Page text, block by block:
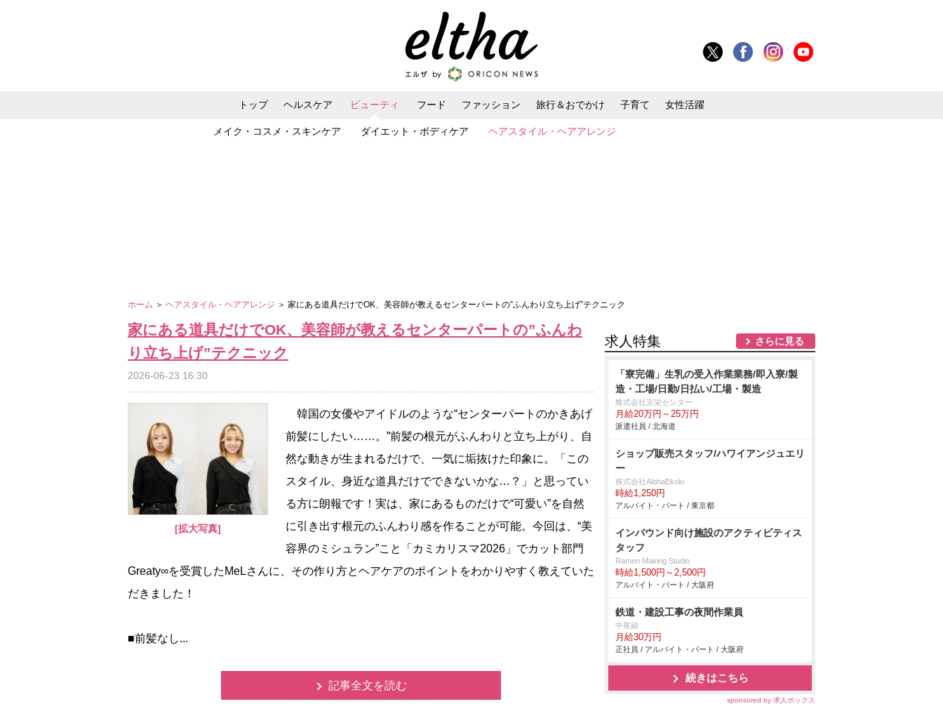
トップ ヘルスケア ビューティ
メイク・コスメ・スキンケア ダイエット・ボディケア ヘアスタイル・ヘアアレンジ
フード ファッション 旅行＆おでかけ 子育て 女性活躍
ホーム ＞ ヘアスタイル・ヘアアレンジ ＞ 家にある道具だけでOK、美容師が教えるセンターパートの”ふんわり立ち上げ”テクニック
家にある道具だけでOK、美容師が教えるセンターパートの”ふんわ
り立ち上げ”テクニック
2026-06-23 16:30
[拡大写真]
韓国の女優やアイドルのような“センターパートのかきあげ
前髪にしたい……。”前髪の根元がふんわりと立ち上がり、自
然な動きが生まれるだけで、一気に垢抜けた印象に。「この
スタイル、身近な道具だけでできないかな…？」と思ってい
る方に朗報です！実は、家にあるものだけで“可愛い”を自然
に引き出す根元のふんわり感を作ることが可能。今回は、“美
容界のミシュラン”こと「カミカリスマ2026」でカット部門
Greaty∞を受賞したMeLさんに、その作り方とヘアケアのポイントをわかりやすく教えていた
だきました！
■前髪なし...
記事全文を読む
求人特集 さらに見る
「寮完備」生乳の受入作業業務/即入寮/製
造・工場/日勤/日払い/工場・製造
株式会社京栄センター
月給20万円～25万円
派遣社員 / 北海道
ショップ販売スタッフ/ハワイアンジュエリ
ー
株式会社AlohaEkolu
時給1,250円
アルバイト・パート / 東京都
インバウンド向け施設のアクティビティス
タッフ
Ramen Making Studio
時給1,500円～2,500円
アルバイト・パート / 大阪府
鉄道・建設工事の夜間作業員
中尾組
月給30万円
正社員 / アルバイト・パート / 大阪府
続きはこちら
sponsored by 求人ボックス